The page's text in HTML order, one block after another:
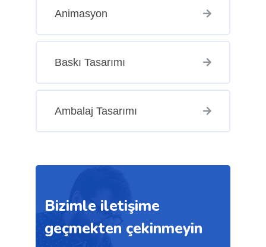
Animasyon
Baskı Tasarımı
Ambalaj Tasarımı
Bizimle iletişime
geçmekten çekinmeyin